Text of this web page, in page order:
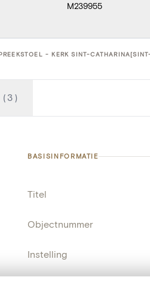
M239955
- KERK SINT-
(3)
BASISINFORMATIE
Titel
Objectnummer
Instelling